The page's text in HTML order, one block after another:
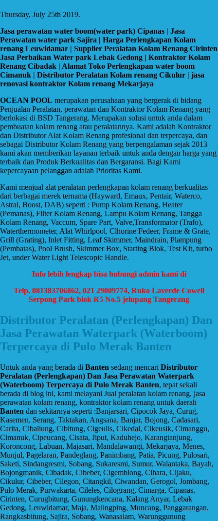
Thursday, July 25th 2019.
Jasa perawatan water boom(water park) Cipanas | Jasa
Perawatan water park Sajira | Harga Perlengkapan Kolam
renang Leuwidamar | Supplier Peralatan Kolam Renang Cirinten
Jasa Perbaikan Water park Lebak Gedong | Kontraktor Kolam
Renang Cibadak | Alamat Toko Perlengkapan water boom
Cimanuk | Distributor Peralatan Kolam renang Cikulur | jasa
renovasi kontraktor Kolam renang Mekarjaya
OCEAN POOL merupakan perusahaan yang bergerak di bidang
Penjualan Peralatan, perawatan dan Kontraktor Kolam Renang yang
berlokasi di BSD Tangerang. Merupakan solusi untuk anda dalam
pembuatan kolam renang atau peralatannya. Kami adalah Kontraktor
dan Distributor Alat Kolam Renang profesional dan terpercaya, dan
sebagai Distributor Kolam Renang yang berpengalaman sejak 2013
kami akan memberikan layanan terbaik untuk anda dengan harga yang
terbaik dan Produk Berkualitas dan Bergaransi. Bagi Kami
kepercayaan pelanggan adalah Prioritas Kami.
Kami menjual alat peralatan perlengkapan kolam renang berkualitas
dari berbagai merek ternama (Hayward, Emaux, Pentair, Waterco,
Astral, Boost, DAB) seperti : Pump Kolam Renang, Heater
(Pemanas), Filter Kolam Renang, Lampu Kolam Renang, Tangga
Kolam Renang, Vaccum, Spare Part, Valve,Transformator (Trafo),
Waterthermometer, Alat Whirlpool, Clhorine Fedeer, Frame & Grate,
Grill (Grating), Inlet Fitting, Leaf Skimmer, Maindrain, Plampung
(Pembatas), Pool Brush, Skimmer Box, Starting Blok, Test Kit, turbo
Jet, under Water Light Telescopic Handle.
Info lebih lengkap bisa hubungi admin kami di
Telp. 081383706862, 021 29009774, Ruko Laverde Cowell
Serpong Park blok R5 No.5 jelupang Tangerang
Distributor Peralatan (Perlengkapan) Dan
Jasa Perawatan Waterpark (Waterboom)
Terpercaya di Pulo Merak Banten
Untuk anda yang berada di Banten sedang mencari Distributor
Peralatan (Perlengkapan) Dan Jasa Perawatan Waterpark
(Waterboom) Terpercaya di Pulo Merak Banten, tepat sekali
berada di blog ini, kami melayani Jual peralatan kolam renang, jasa
perawatan kolam renang, kontraktor kolam renang untuk daerah
Banten dan sekitarnya seperti :Banjarsari, Cipocok Jaya, Curug,
Kasemen, Serang, Taktakan, Angsana, Banjar, Bojong, Cadasari,
Carita, Cibaliung, Cibitung, Cigeulis, Cikedal, Cikeusik, Cimanggu,
Cimanuk, Cipeucang, Cisata, Jiput, Kaduhejo, Karangtanjung,
Koroncong, Labuan, Majasari, Mandalawangi, Mekarjaya, Menes,
Munjul, Pagelaran, Pandeglang, Panimbang, Patia, Picung, Pulosari,
Saketi, Sindangresmi, Sobang, Sukaresmi, Sumur, Walantaka, Bayah,
Bojongmanik, Cibadak, Cibeber, Cigemblong, Cihara, Cijaku,
Cikulur, Cibeber, Cilegon, Citangkil, Ciwandan, Gerogol, Jombang,
Pulo Merak, Purwakarta, Cileles, Cilograng, Cimarga, Cipanas,
Cirinten, Curugbitung, Gunungkencana, Kalang Anyar, Lebak
Gedong, Leuwidamar, Maja, Malingping, Muncang, Panggarangan,
Rangkasbitung, Sajira, Sobang, Wanasalam, Warunggunung